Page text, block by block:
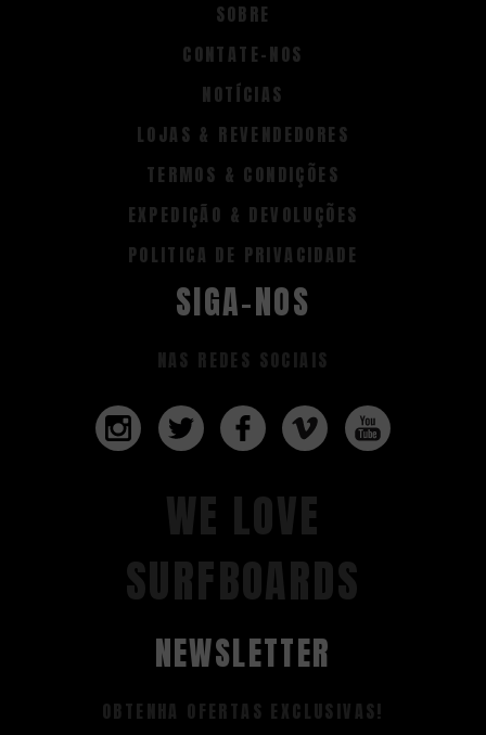
SOBRE
CONTATE-NOS
NOTÍCIAS
LOJAS & REVENDEDORES
TERMOS & CONDIÇÕES
EXPEDIÇÃO & DEVOLUÇÕES
POLITICA DE PRIVACIDADE
SIGA-NOS
NAS REDES SOCIAIS
WE LOVE
SURFBOARDS
NEWSLETTER
OBTENHA OFERTAS EXCLUSIVAS!